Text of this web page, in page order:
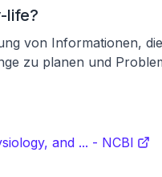
life?
von Informationen,
zu planen und
and ... - NCBI